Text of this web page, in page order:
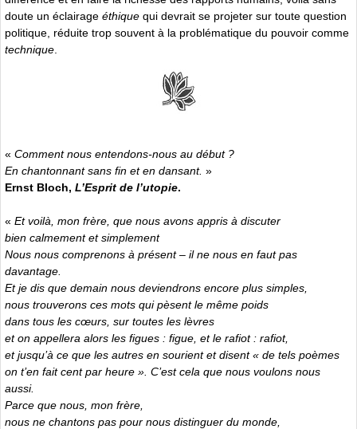
doute un éclairage éthique qui devrait se projeter sur toute question
politique, réduite trop souvent à la problématique du pouvoir comme
technique
« Comment nous entendons-nous au début ?
En chantonnant sans fin et en dansant. »
Ernst Bloch, L’Esprit de l’utopie.
« Et voilà, mon frère, que nous avons appris à discuter
bien calmement et simplement
Nous nous comprenons à présent – il ne nous en faut pas
davantage.
Et je dis que demain nous deviendrons encore plus simples,
nous trouverons ces mots qui pèsent le même poids
dans tous les cœurs, sur toutes les lèvres
et on appellera alors les figues : figue, et le rafiot : rafiot,
et jusqu’à ce que les autres en sourient et disent « de tels poèmes
on t’en fait cent par heure ». C’est cela que nous voulons nous
aussi.
Parce que nous, mon frère,
nous ne chantons pas pour nous distinguer du monde,